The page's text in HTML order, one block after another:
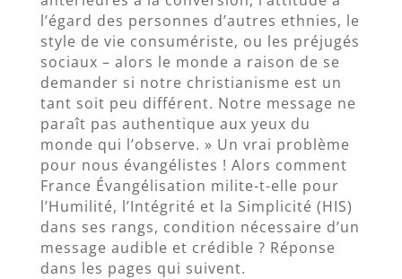
l’égard des personnes d’autres ethnies, le
style de vie consumériste, ou les préjugés
sociaux – alors le monde a raison de se
demander si notre christianisme est un
tant soit peu différent. Notre message ne
paraît pas authentique aux yeux du
monde qui l’observe. » Un vrai problème
pour nous évangélistes ! Alors comment
France Évangélisation milite-t-elle pour
l’Humilité, l’Intégrité et la Simplicité (HIS)
dans ses rangs, condition nécessaire d’un
message audible et crédible ? Réponse
dans les pages qui suivent.